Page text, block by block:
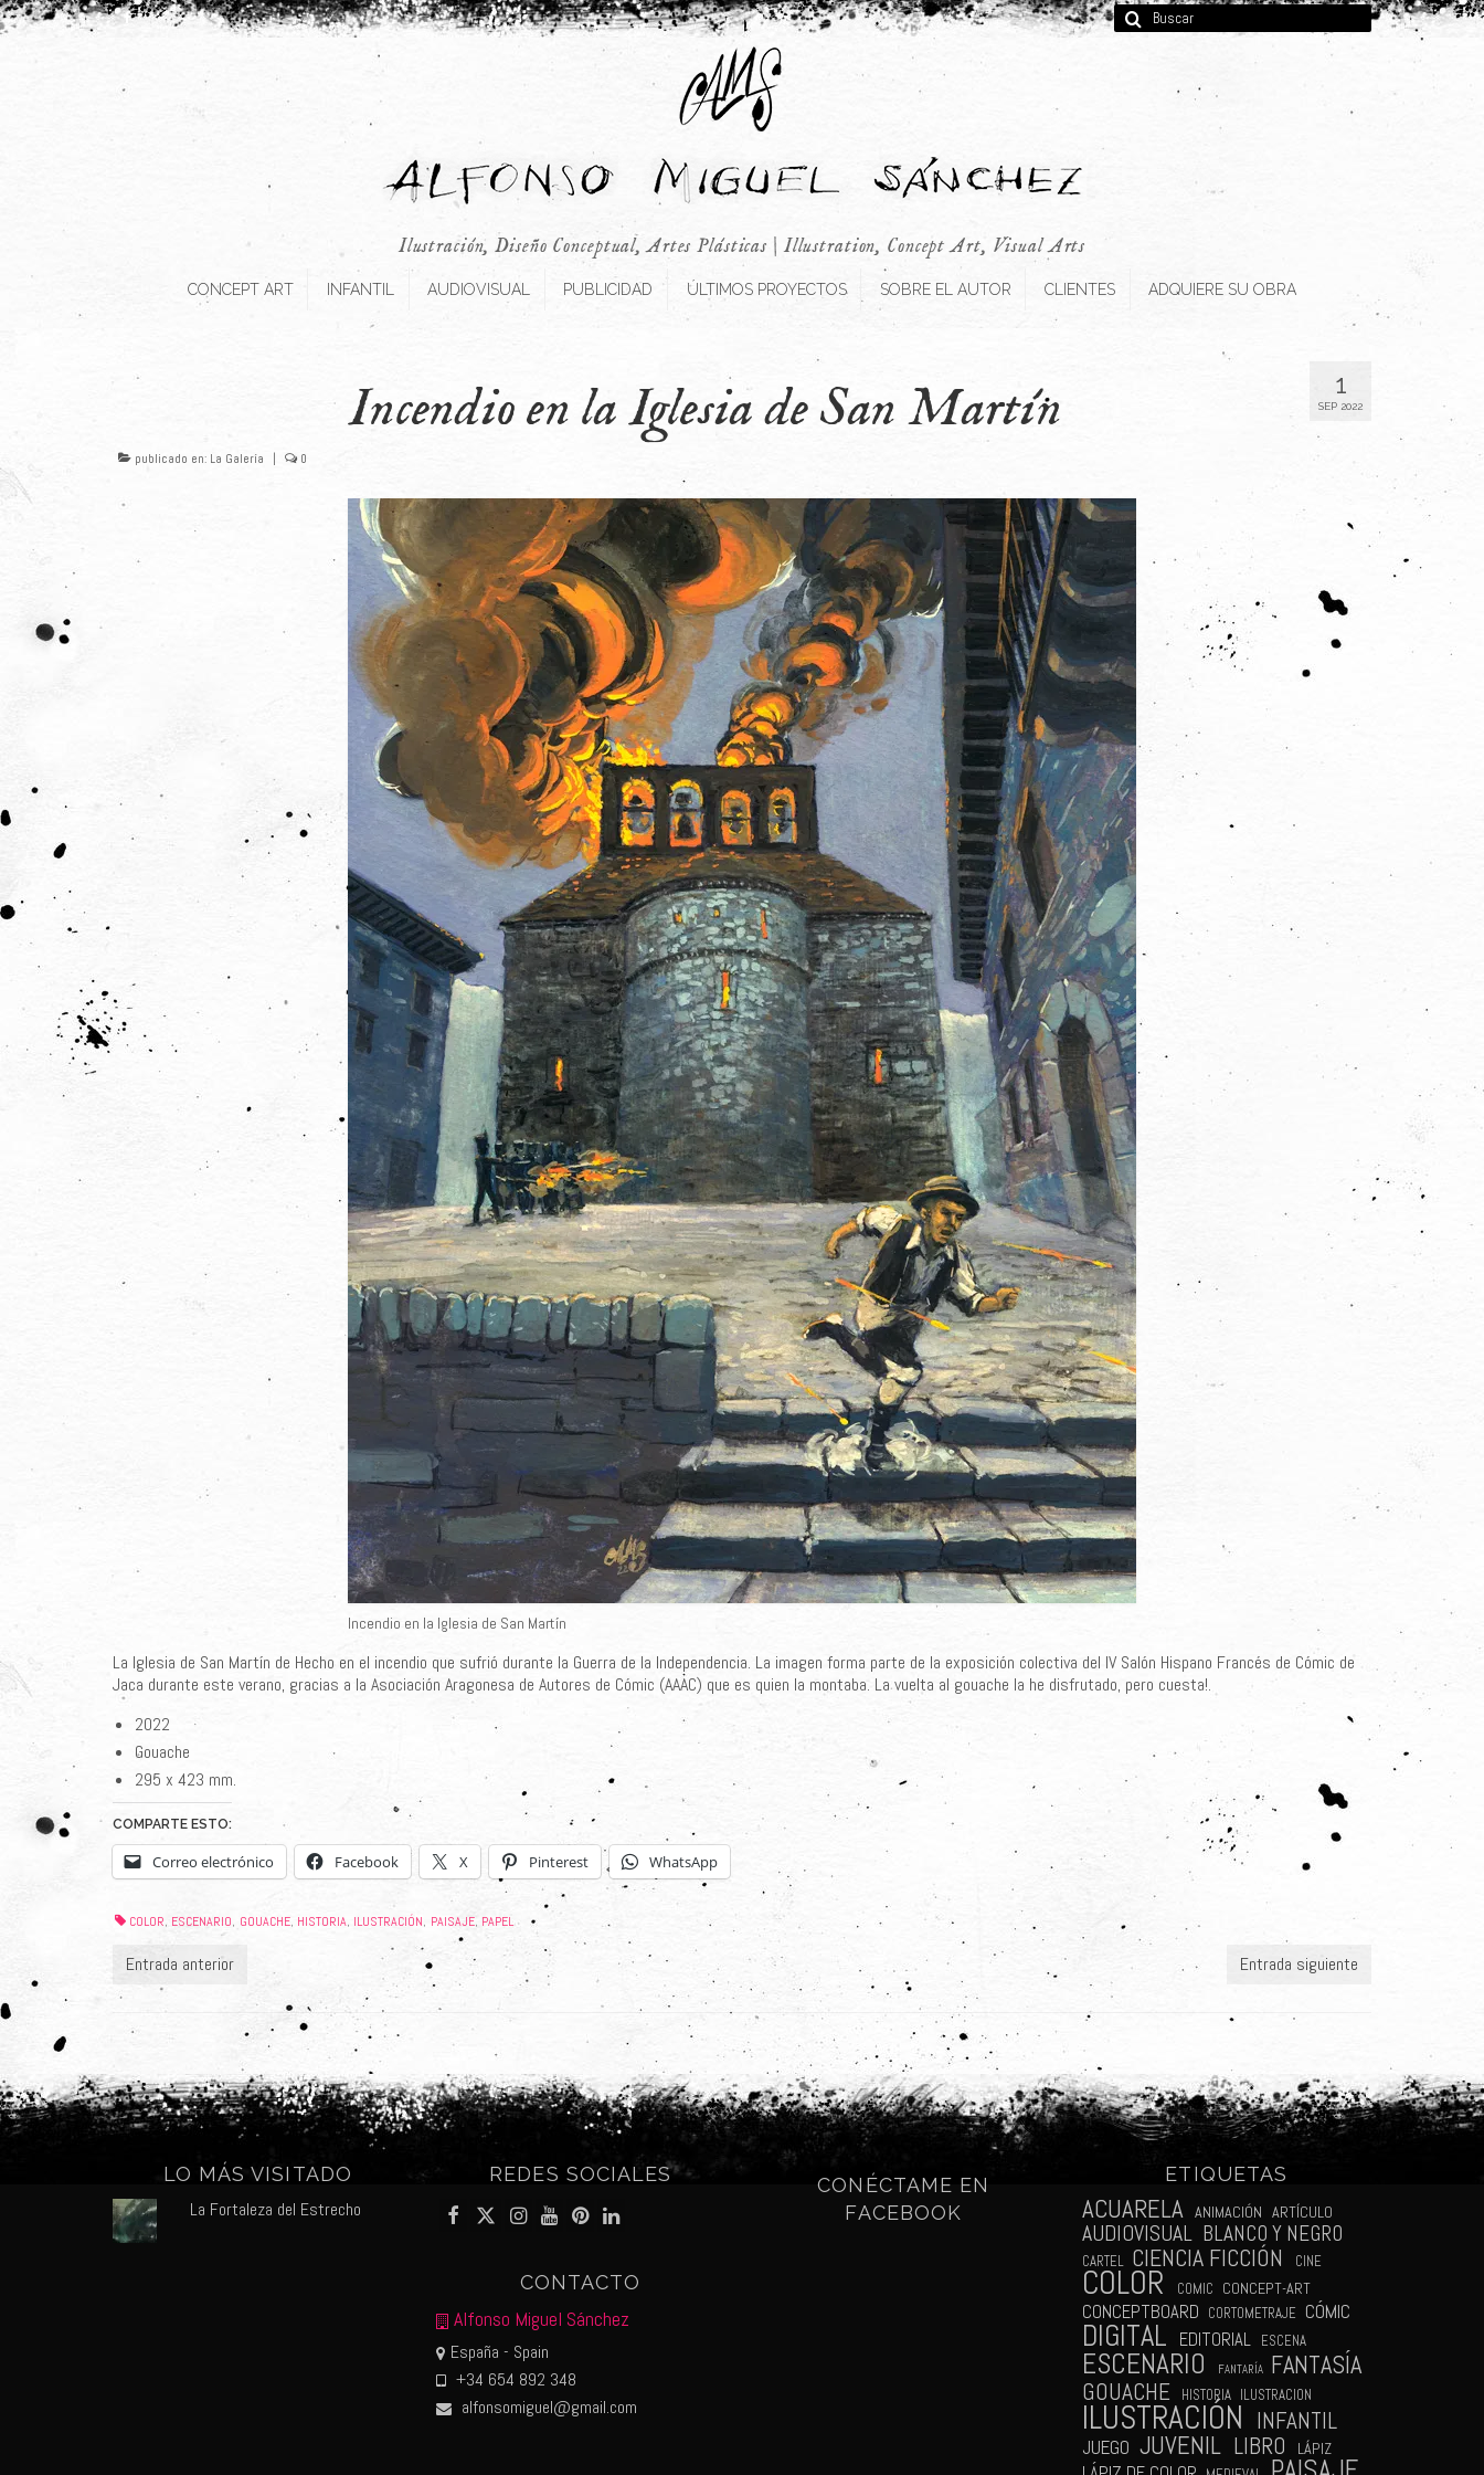
Buscar
por:
Ilustración, Diseño Conceptual, Artes Plásticas | Illustration, Concept Art, Visual Arts
CONCEPT ART INFANTIL AUDIOVISUAL PUBLICIDAD ÚLTIMOS PROYECTOS SOBRE EL AUTOR CLIENTES ADQUIERE SU OBRA
1
SEP 2022
Incendio en la Iglesia de San Martín
publicado en: La Galería 0
Incendio en la Iglesia de San Martín
La Iglesia de San Martín de Hecho en el incendio que sufrió durante la Guerra de la Independencia. La imagen forma parte de la exposición colectiva del IV Salón Hispano Francés de Cómic de
Jaca durante este verano, gracias a la Asociación Aragonesa de Autores de Cómic (AAAC) que es quien la montaba. La vuelta al gouache la he disfrutado, pero cuesta!.
2022
Gouache
295 x 423 mm.
COMPARTE ESTO:
Correo electrónico Facebook X Pinterest WhatsApp
COLOR ESCENARIO GOUACHE, HISTORIA ILUSTRACIÓN PAISAJE, PAPEL
Entrada anterior Entrada siguiente
LO MÁS VISITADO
La Fortaleza del Estrecho
REDES SOCIALES
CONTACTO
Alfonso Miguel Sánchez
España - Spain
+34 654 892 348
alfonsomiguel@gmail.com
CONÉCTAME EN
FACEBOOK
ETIQUETAS
ACUARELA ANIMACIÓN ARTÍCULO
AUDIOVISUAL BLANCO Y NEGRO
CARTEL CIENCIA FICCIÓN CINE
COLOR COMIC CONCEPT-ART
CONCEPTBOARD CORTOMETRAJE CÓMIC
DIGITAL EDITORIAL ESCENA
ESCENARIO FANTARÍA FANTASÍA
GOUACHE HISTORIA ILUSTRACION
ILUSTRACIÓN INFANTIL
JUEGO JUVENIL LIBRO LÁPIZ